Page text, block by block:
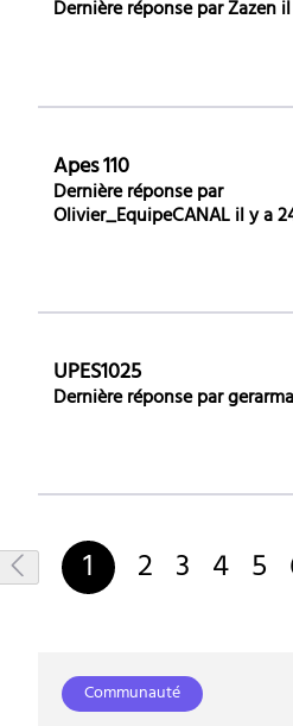
Dernière réponse parZazen
Apes 110
Dernière réponse par
Olivier_EquipeCANAL il y a
UPES1025
Dernière réponse par
1 2 3 4 5
Communauté